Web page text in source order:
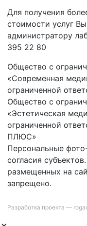
Для получения
стоимости услуг
администратору
395 22 80
Общество с
«Современная
ограниченной
Общество с
«Эстетическая
ограниченной
ПЛЮС»
Персональные
согласия
размещенных на
запрещено.
Разработка проекта —